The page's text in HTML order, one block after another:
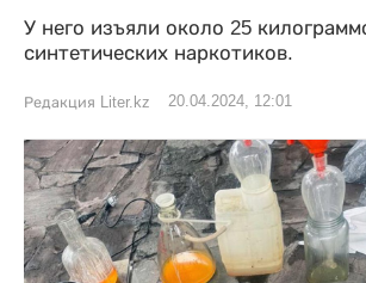
У него изъяли около 25
синтетических наркотиков.
Редакция Liter.kz 20.04.2024, 12:01